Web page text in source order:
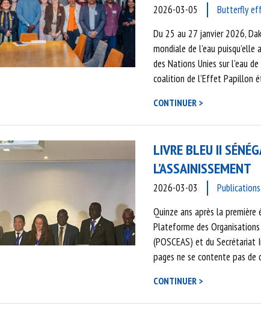
2026-03-05
Butterfly
Du 25 au 27 janvier 2026,
mondiale de l’eau
des Nations Unies sur l’eau
coalition de l’Effet Papillon
CONTINUER >
LIVRE BLEU II
L’ASSAINISSEMENT
2026-03-03
Publications
Quinze ans après la
Plateforme des
(POSCEAS) et du
pages ne se contente pas
CONTINUER >